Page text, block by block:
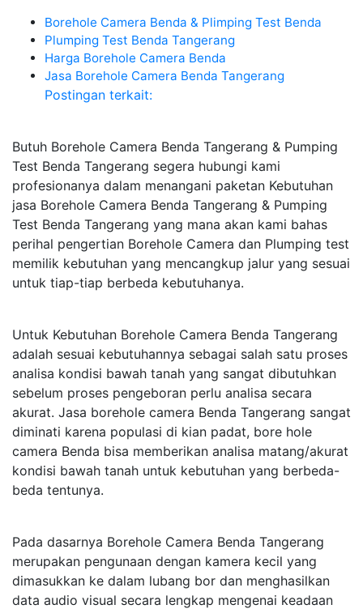
Borehole Camera Benda & Plimping Test Benda
Plumping Test Benda Tangerang
Harga Borehole Camera Benda
Jasa Borehole Camera Benda Tangerang
Postingan terkait:
Butuh Borehole Camera Benda Tangerang & Pumping
Test Benda Tangerang segera hubungi kami
profesionanya dalam menangani paketan Kebutuhan
jasa Borehole Camera Benda Tangerang & Pumping
Test Benda Tangerang yang mana akan kami bahas
perihal pengertian Borehole Camera dan Plumping test
memilik kebutuhan yang mencangkup jalur yang sesuai
untuk tiap-tiap berbeda kebutuhanya.
Untuk Kebutuhan Borehole Camera Benda Tangerang
adalah sesuai kebutuhannya sebagai salah satu proses
analisa kondisi bawah tanah yang sangat dibutuhkan
sebelum proses pengeboran perlu analisa secara
akurat. Jasa borehole camera Benda Tangerang sangat
diminati karena populasi di kian padat, bore hole
camera Benda bisa memberikan analisa matang/akurat
kondisi bawah tanah untuk kebutuhan yang berbeda-
beda tentunya.
Pada dasarnya Borehole Camera Benda Tangerang
merupakan pengunaan dengan kamera kecil yang
dimasukkan ke dalam lubang bor dan menghasilkan
data audio visual secara lengkap mengenai keadaan